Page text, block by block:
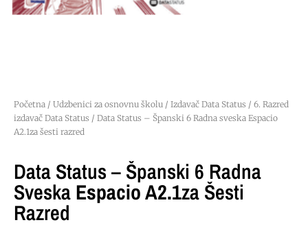
Početna / Udzbenici za osnovnu školu / Izdavač Data Status / 6. Razred
izdavač Data Status / Data Status – Španski 6 Radna sveska Espacio
A2.1za šesti razred
Data Status – Španski 6 Radna
Sveska Espacio A2.1Za Šesti
Razred